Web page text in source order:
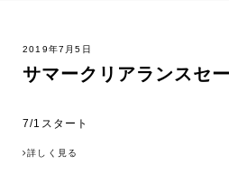
2019年7月5日
サマークリアランスセ
7/1スタート
詳しく見る